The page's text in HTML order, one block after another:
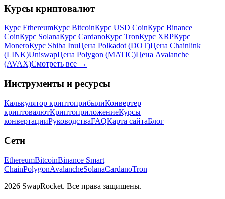
Курсы криптовалют
Курс EthereumКурс BitcoinКурс USD CoinКурс Binance
CoinКурс SolanaКурс CardanoКурс TronКурс XRPКурс
MoneroКурс Shiba InuЦена Polkadot (DOT)Цена Chainlink
(LINK)UniswapЦена Polygon (MATIC)Цена Avalanche
(AVAX)Смотреть все →
Инструменты и ресурсы
Калькулятор криптоприбылиКонвертер
криптовалютКриптоприложениеКурсы
конвертацииРуководстваFAQКарта сайтаБлог
Сети
EthereumBitcoinBinance Smart
ChainPolygonAvalancheSolanaCardanoTron
2026 SwapRocket. Все права защищены.